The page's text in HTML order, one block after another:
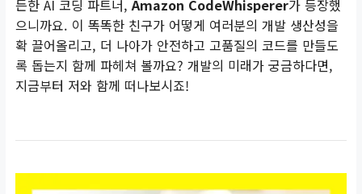
든한 AI 코딩 파트너,Amazon CodeWhisperer가 등장했
으니까요. 이 똑똑한 친구가 어떻게 여러분의 개발 생산성을
확 끌어올리고, 더 나아가 안전하고 고품질의 코드를 만들도
록 돕는지 함께 파헤쳐 볼까요? 개발의 미래가 궁금하다면,
지금부터 저와 함께 떠나보시죠!